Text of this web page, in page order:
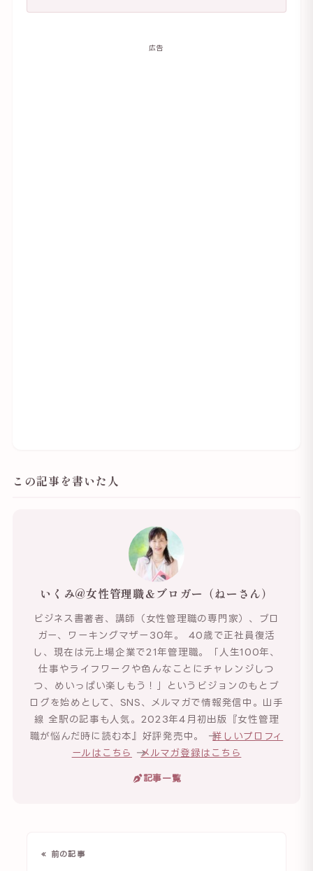
広告
この記事を書いた人
いくみ@女性管理職＆ブロガー（ねーさん）
ビジネス書著者、講師（女性管理職の専門家）、ブロ
ガー、ワーキングマザー30年。 40歳で正社員復活
し、現在は元上場企業で21年管理職。「人生100年、
仕事やライフワークや色んなことにチャレンジしつ
つ、めいっぱい楽しもう！」というビジョンのもとブ
ログを始めとして、SNS、メルマガで情報発信中。山手
線 全駅の記事も人気。2023年4月初出版『女性管理
職が悩んだ時に読む本』好評発売中。 →詳しいプロフィ
ールはこちら
→メルマガ登録はこちら
記事一覧
« 前の記事